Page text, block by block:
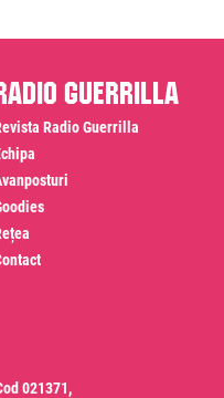
Radio Guerrilla
Radio Guerrilla
021371,